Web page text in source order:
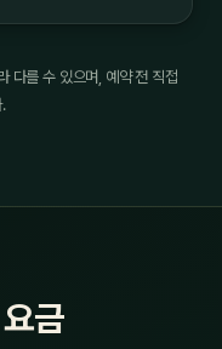
다를 수 있으며, 예약 전 직접
금